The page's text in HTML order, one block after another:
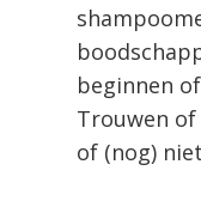
beginnen
Trouwen of
of (nog)